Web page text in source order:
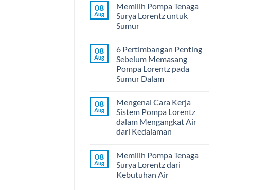
08
Aug
Memilih Pompa Tenaga
Surya Lorentz untuk
Sumur
08
Aug
6 Pertimbangan Penting
Sebelum Memasang
Pompa Lorentz pada
Sumur Dalam
08
Aug
Mengenal Cara Kerja
Sistem Pompa Lorentz
dalam Mengangkat Air
dari Kedalaman
08
Aug
Memilih Pompa Tenaga
Surya Lorentz dari
Kebutuhan Air